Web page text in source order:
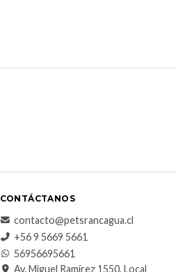
CONTÁCTANOS
contacto@petsrancagua.cl
‪+56 9 5669 5661‬
56956695661‬
Av. Miguel Ramírez 1550, Local